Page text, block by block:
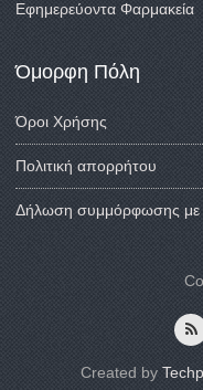
Εφημερεύοντα Φαρμακεία
Όμορφη Πόλη
Όροι Χρήσης
Πολιτική απορρήτου
Δήλωση συμμόρφωσης
Created by